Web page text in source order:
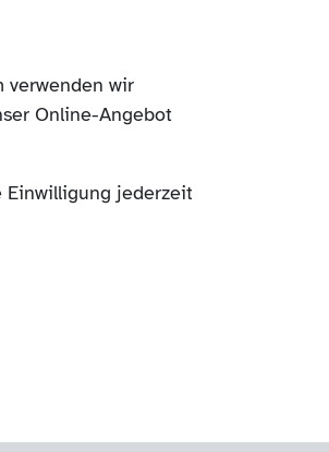
verwenden wir
Online-Angebot
Einwilligung jederzeit